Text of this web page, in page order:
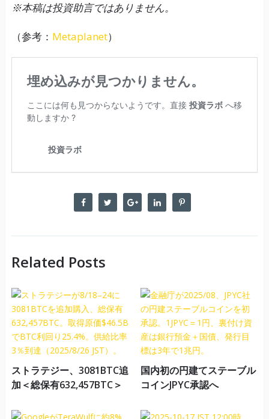
※本稿は投資助言ではありません。
（参考： Metaplanet）
Related Posts
ストラテジー、3081BTC追
加＜総保有632,457BTC＞
国内初の円建てステーブル
コインJPYC承認へ